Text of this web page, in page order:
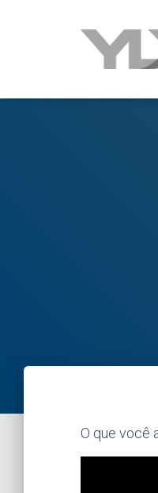
O que você